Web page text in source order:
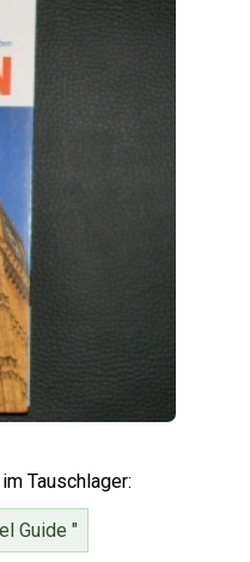
Tauschlager:
Guide "